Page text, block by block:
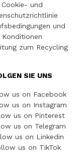
Cookie- und
und
Konditionen
zum Recycling
SIE UNS
us on Facebook
us on Instagram
us on Pinterest
us on Telegram
us on Linkedin
us on TikTok